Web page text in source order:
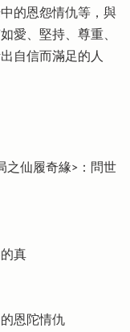
的恩怨情仇等，與
愛、堅持、尊重、
自信而滿足的人
之仙履奇緣>：問世
真
恩陀情仇